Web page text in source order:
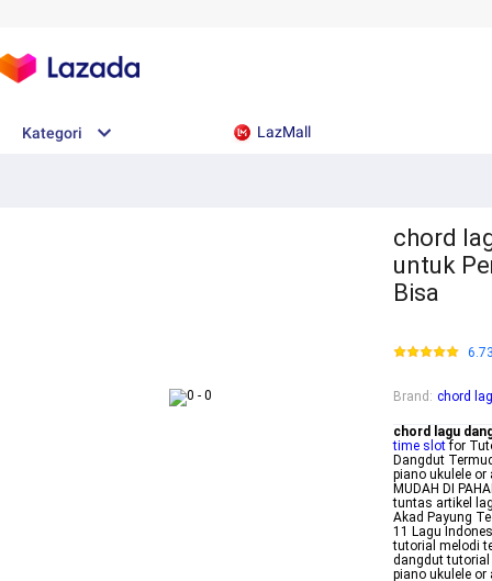
Kategori LazMall
chord
untuk
Bisa
Brand : chord
chord lagu
time slotfor
Dangdut
piano ukulele or
MUDAH DI
tuntas artikel
Akad Payung
11 Lagu
tutorial melodi
dangdut tutorial
piano ukulele or